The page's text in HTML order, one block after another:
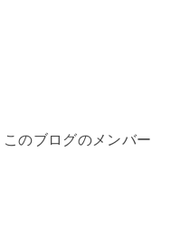
のブログのメンバー